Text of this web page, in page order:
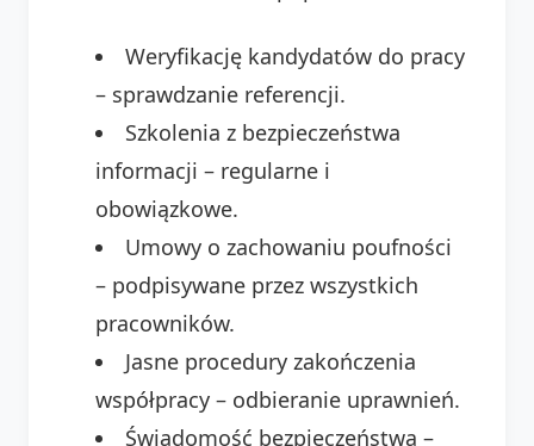
Weryfikację kandydatów do pracy
– sprawdzanie referencji.
Szkolenia z bezpieczeństwa
informacji – regularne i
obowiązkowe.
Umowy o zachowaniu poufności
– podpisywane przez wszystkich
pracowników.
Jasne procedury zakończenia
współpracy – odbieranie uprawnień.
Świadomość bezpieczeństwa –